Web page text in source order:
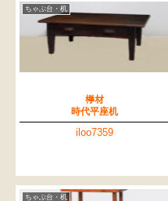
ちゃぶ台・机
﨔材
時代平座机
iloo7359
ちゃぶ台・机